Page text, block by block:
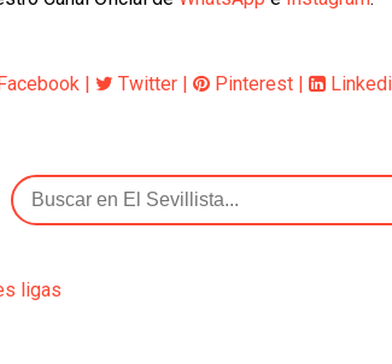
| Twitter | Pinterest |
ligas